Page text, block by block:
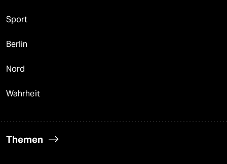
Sport
Berlin
Nord
Wahrheit
Themen